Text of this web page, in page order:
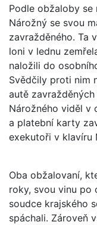
Podle obžaloby se
Nárožný se svou
zavražděného. Ta
loni v lednu
naložili do
Svědčily proti nim
autě
Nárožného viděl v
a platební karty
exekutoři v klavíru
Oba obžalovaní,
roky, svou vinu po
soudce krajského
spáchali. Zároveň